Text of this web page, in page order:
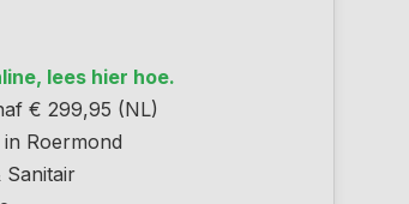
lees hier hoe.
€ 299,95 (NL)
Roermond
Sanitair